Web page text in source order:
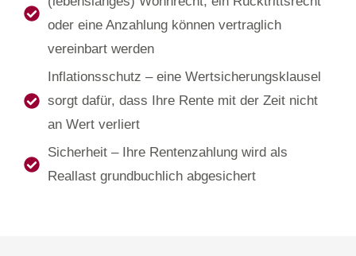
oder eine Anzahlung können vertraglich
vereinbart werden
Inflationsschutz – eine Wertsicherungsklausel
sorgt dafür, dass Ihre Rente mit der Zeit nicht
an Wert verliert
Sicherheit – Ihre Rentenzahlung wird als
Reallast grundbuchlich abgesichert